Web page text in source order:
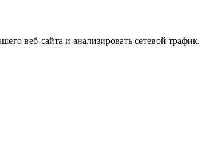
веб-сайта и анализировать сетевой трафик.